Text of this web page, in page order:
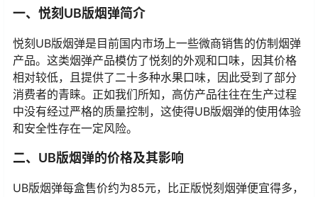
一、悦刻UB版烟弹简介
悦刻UB版烟弹是目前国内市场上一些微商销售的仿制烟弹
产品。这类烟弹产品模仿了悦刻的外观和口味，因其价格
相对较低，且提供了二十多种水果口味，因此受到了部分
消费者的青睐。正如我们所知，高仿产品往往在生产过程
中没有经过严格的质量控制，这使得UB版烟弹的使用体验
和安全性存在一定风险。
二、UB版烟弹的价格及其影响
UB版烟弹每盒售价约为85元，比正版悦刻烟弹便宜得多，